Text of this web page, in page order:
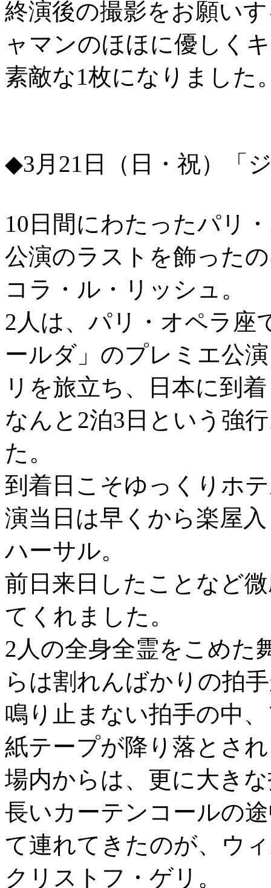
終演後の撮影をお願い
ャマンのほほに優しく
素敵な1枚になりました
◆3月21日（日・祝）「
10日間にわたったパリ
公演のラストを飾った
コラ・ル・リッシュ。
2人は、パリ・オペラ座
ールダ」のプレミエ公
リを旅立ち、日本に到
なんと2泊3日という強
た。
到着日こそゆっくりホ
演当日は早くから楽屋
ハーサル。
前日来日したことなど
てくれました。
2人の全身全霊をこめた
らは割れんばかりの拍
鳴り止まない拍手の中
紙テープが降り落とさ
場内からは、更に大き
長いカーテンコールの
て連れてきたのが、ウ
クリストフ・ゲリ。